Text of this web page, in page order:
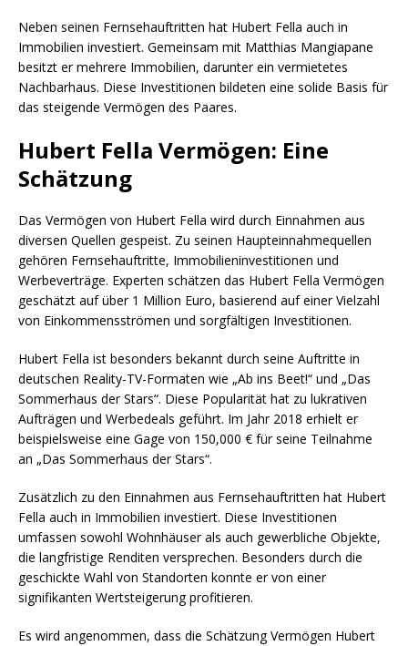
Neben seinen Fernsehauftritten hat Hubert Fella auch in
Immobilien investiert. Gemeinsam mit Matthias Mangiapane
besitzt er mehrere Immobilien, darunter ein vermietetes
Nachbarhaus. Diese Investitionen bildeten eine solide Basis für
das steigende Vermögen des Paares.
Hubert Fella Vermögen: Eine
Schätzung
Das Vermögen von Hubert Fella wird durch Einnahmen aus
diversen Quellen gespeist. Zu seinen Haupteinnahmequellen
gehören Fernsehauftritte, Immobilieninvestitionen und
Werbeverträge. Experten schätzen das Hubert Fella Vermögen
geschätzt auf über 1 Million Euro, basierend auf einer Vielzahl
von Einkommensströmen und sorgfältigen Investitionen.
Hubert Fella ist besonders bekannt durch seine Auftritte in
deutschen Reality-TV-Formaten wie „Ab ins Beet!“ und „Das
Sommerhaus der Stars“. Diese Popularität hat zu lukrativen
Aufträgen und Werbedeals geführt. Im Jahr 2018 erhielt er
beispielsweise eine Gage von 150,000 € für seine Teilnahme
an „Das Sommerhaus der Stars“.
Zusätzlich zu den Einnahmen aus Fernsehauftritten hat Hubert
Fella auch in Immobilien investiert. Diese Investitionen
umfassen sowohl Wohnhäuser als auch gewerbliche Objekte,
die langfristige Renditen versprechen. Besonders durch die
geschickte Wahl von Standorten konnte er von einer
signifikanten Wertsteigerung profitieren.
Es wird angenommen, dass die Schätzung Vermögen Hubert